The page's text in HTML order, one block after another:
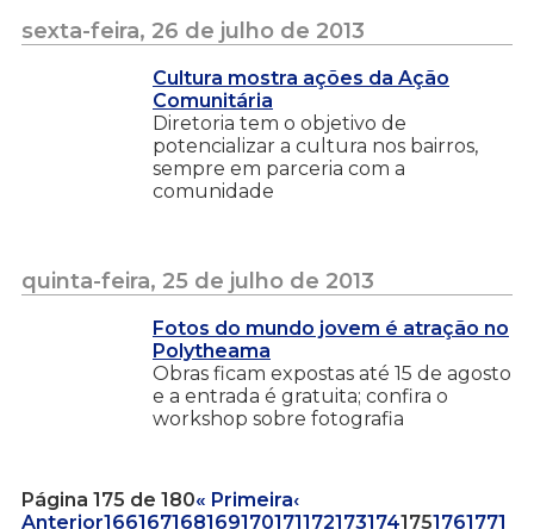
sexta-feira, 26 de julho de 2013
Cultura mostra ações da Ação
Comunitária
Diretoria tem o objetivo de
potencializar a cultura nos bairros,
sempre em parceria com a
comunidade
quinta-feira, 25 de julho de 2013
Fotos do mundo jovem é atração no
Polytheama
Obras ficam expostas até 15 de agosto
e a entrada é gratuita; confira o
workshop sobre fotografia
Página 175 de 180« Primeira‹
Anterior1661671681691701711721731741751761771